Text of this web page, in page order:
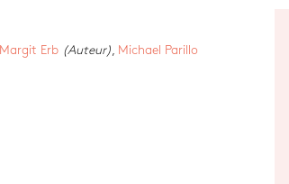
Margit Erb (Auteur)
Michael Parillo